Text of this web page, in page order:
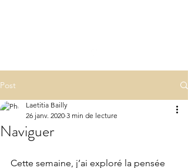
Post
Naviguer
Laetitia Bailly
26 janv. 2020 3 min de lecture
Cette semaine, j’ai exploré la pensée